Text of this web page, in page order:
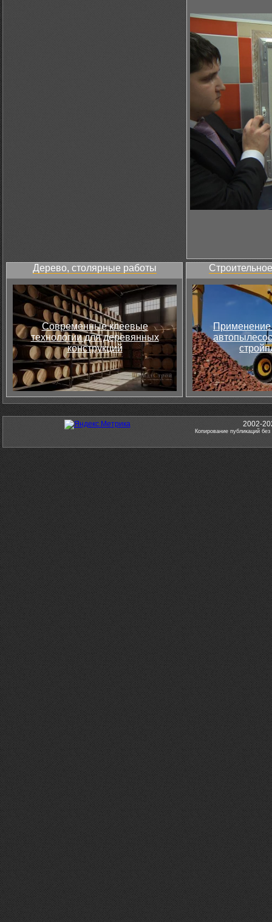
Дерево, столярные работы
Современные клеевые
технологии для деревянных
конструкций
Применение
2002-
Копирование публикаций